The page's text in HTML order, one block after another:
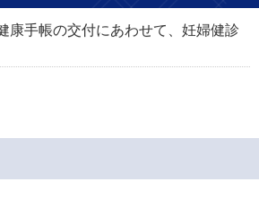
康手帳の交付にあわせて、妊婦健診